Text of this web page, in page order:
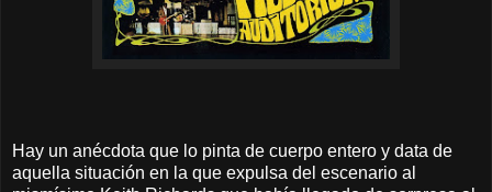
Hay un anécdota que lo pinta de cuerpo entero y data de
aquella situación en la que expulsa del escenario al